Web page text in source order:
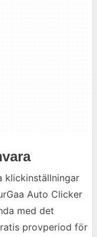
klickinställningar
Auto Clicker
med det
provperiod för